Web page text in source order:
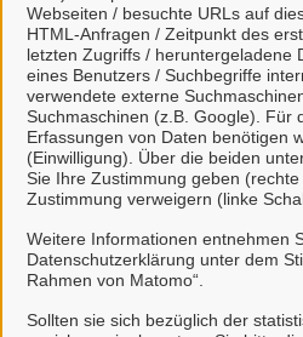
Webseiten / besuchte URLs auf
HTML-Anfragen / Zeitpunkt des
letzten Zugriffs / heruntergeladene
eines Benutzers / Suchbegriffe
verwendete externe
Suchmaschinen (z.B. Google). Für
Erfassungen von Daten benötigen
(Einwilligung). Über die beiden
Sie Ihre Zustimmung geben
Zustimmung verweigern (linke
Weitere Informationen entnehmen
Datenschutzerklärung unter dem
Rahmen von Matomo“.
Sollten sie sich bezüglich der
Wenn Sie Ihr Servicekonto
Kontaktaufnahme nicht
einfach auf Weiter.
Weiter